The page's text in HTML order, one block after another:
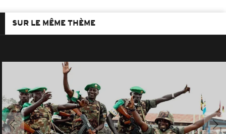
SUR LE MÊME THÈME